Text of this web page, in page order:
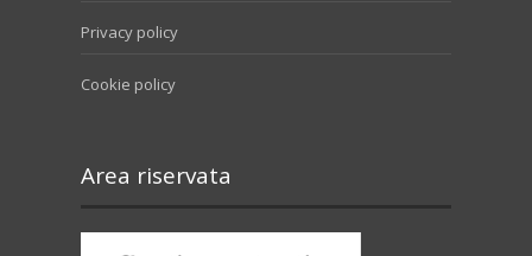
Privacy policy
Cookie policy
Area riservata